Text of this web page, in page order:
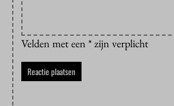
Velden met een * zijn verplicht